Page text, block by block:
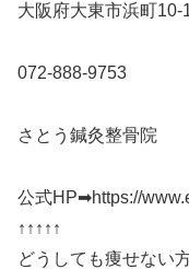
大阪府大東市浜町10-
072-888-9753
さとう鍼灸整骨院
公式HP➡https://
↑↑↑↑↑
どうしても痩せない